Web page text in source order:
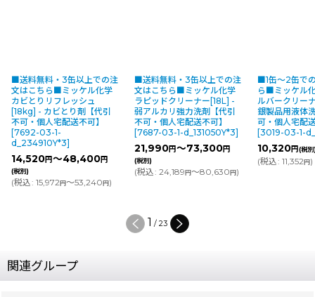
■送料無料・3缶以上での注
文はこちら■ミッケル化学
カビとりリフレッシュ
[18kg] - カビとり剤【代引
不可・個人宅配送不可】
[7692-03-1-
d_234910Y*3]
14,520円～48,400円
(税別)
(税込: 15,972円～53,240円)
■送料無料・3缶以上での注
文はこちら■ミッケル化学
ラピッドクリーナー[18L] -
弱アルカリ強力洗剤【代引
不可・個人宅配送不可】
[7687-03-1-d_131050Y*3]
21,990円～73,300円
(税別)
(税込: 24,189円～80,630円)
■1缶〜2缶で
ら■ミッケル
ルバークリー
銀製品用液体
可・個人宅配
[3019-03-1-
10,320円(税
(税込: 11,352円)
1 / 23
関連グループ